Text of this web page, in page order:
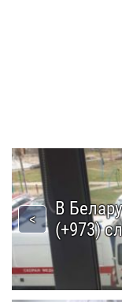
В
(+973)